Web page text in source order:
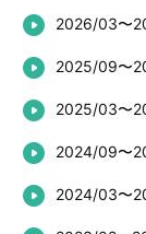
2026/03〜
2025/09〜
2025/03〜
2024/09〜
2024/03〜